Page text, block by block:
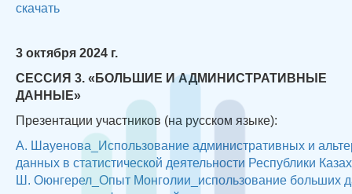
скачать
3 октября 2024 г.
СЕССИЯ 3. «БОЛЬШИЕ И АДМИНИСТРАТИВНЫЕ
ДАННЫЕ»
Презентации участников (на русском языке):
А. Шауенова_Использование административных и
данных в статистической деятельности Республики
Ш. Оюнгерел_Опыт Монголии_использование больших